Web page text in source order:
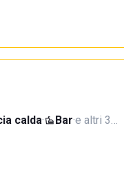
calda· Bar·e altri 3…